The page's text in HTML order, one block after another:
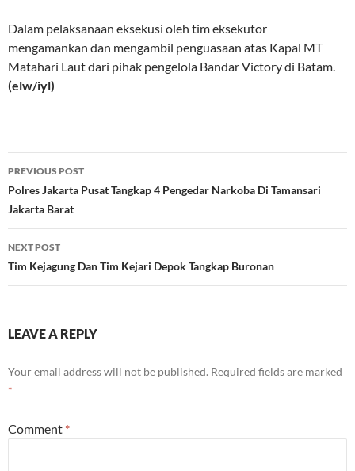
Dalam pelaksanaan eksekusi oleh tim eksekutor
mengamankan dan mengambil penguasaan atas Kapal MT
Matahari Laut dari pihak pengelola Bandar Victory di Batam.
(elw/iyl)
Post
navigation
PREVIOUS POST
Polres Jakarta Pusat Tangkap 4 Pengedar Narkoba Di Tamansari
Jakarta Barat
NEXT POST
Tim Kejagung Dan Tim Kejari Depok Tangkap Buronan
LEAVE A REPLY
Your email address will not be published. Required fields are marked
*
Comment *